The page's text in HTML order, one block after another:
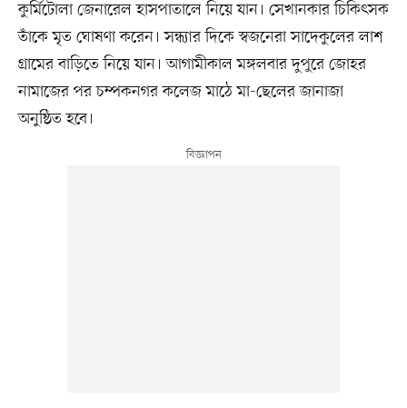
কুর্মিটোলা জেনারেল হাসপাতালে নিয়ে যান। সেখানকার চিকিৎসক
তাঁকে মৃত ঘোষণা করেন। সন্ধ্যার দিকে স্বজনেরা সাদেকুলের লাশ
গ্রামের বাড়িতে নিয়ে যান। আগামীকাল মঙ্গলবার দুপুরে জোহর
নামাজের পর চম্পকনগর কলেজ মাঠে মা-ছেলের জানাজা
অনুষ্ঠিত হবে।